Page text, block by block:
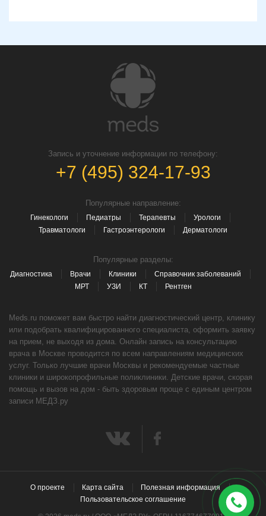
Запись и уточнение информации по телефону:
+7 (495) 324-17-93
Популярные направление:
Гинекологи Педиатры Терапевты
Урологи
Травматологи
Гастроэнтерологи Дерматологи
Популярные разделы:
Диагностика Врачи Клиники
Справочник заболеваний
МРТ
УЗИ КТ Рентген
Meds.ru поможет вам быстро найти диагностический центр, клинику
или подобрать квалифицированного специалиста, оформить заявку
на прием, не выходя из дома. Онлайн запись на консультацию
врача в Москве проводится по всем направлениям медицинских
услуг. Только лучшие врачи Москвы и рекомендуемые частные
клиники и широкопрофильные поликлиники. Детские врачи, скорая
помощь и вызов на дом - быть здоровым проще с единым центром
записи МЕДЗ.ру
О проекте Карта сайта
Полезная информация
Пользовательское соглашение